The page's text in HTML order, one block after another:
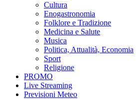
Cultura
Enogastronomia
Folklore e Tradizione
Medicina e Salute
Musica
Politica, Attualità, Economia
Sport
Religione
PROMO
Live Streaming
Previsioni Meteo